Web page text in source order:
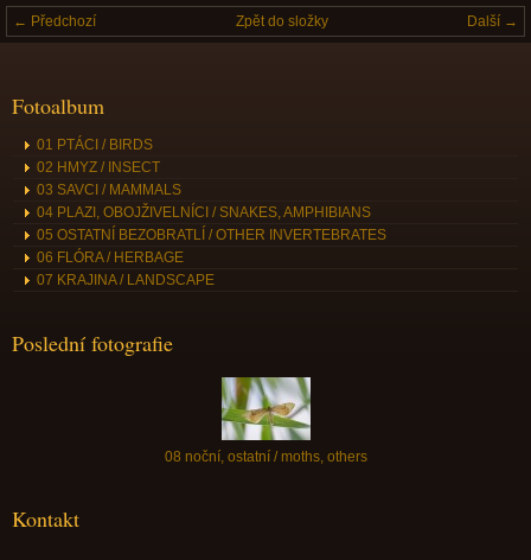
← Předchozí Další →
Zpět do složky
Fotoalbum
01 PTÁCI / BIRDS
02 HMYZ / INSECT
03 SAVCI / MAMMALS
04 PLAZI, OBOJŽIVELNÍCI / SNAKES, AMPHIBIANS
05 OSTATNÍ BEZOBRATLÍ / OTHER INVERTEBRATES
06 FLÓRA / HERBAGE
07 KRAJINA / LANDSCAPE
Poslední fotografie
08 noční, ostatní / moths, others
Kontakt